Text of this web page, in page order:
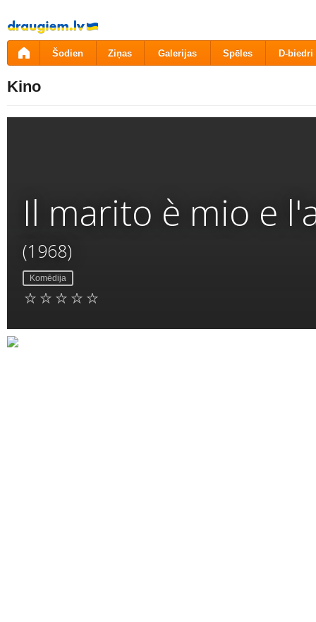
Pāriet
uz
saturu
Šodien Ziņas Galerijas Spēles D-biedri
Kino
Il marito è mio e
(1968)
Komēdija